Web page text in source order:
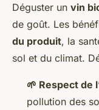
Déguster un vin
de goût. Les
du produit, la
sol et du climat.
🌱 Respect de
pollution des